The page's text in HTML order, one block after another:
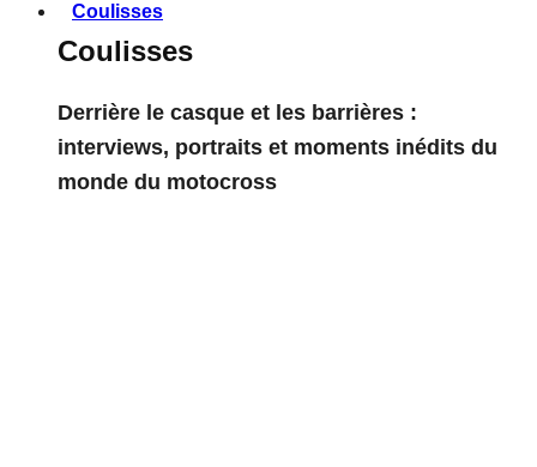
Coulisses
Coulisses
Derrière le casque et les barrières :
interviews, portraits et moments inédits du
monde du motocross